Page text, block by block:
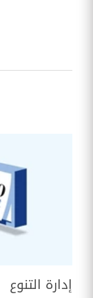
إدارة التنوع